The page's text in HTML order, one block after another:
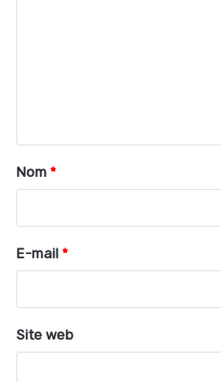
t
a
e
*
Nom *
E-mail *
Site web